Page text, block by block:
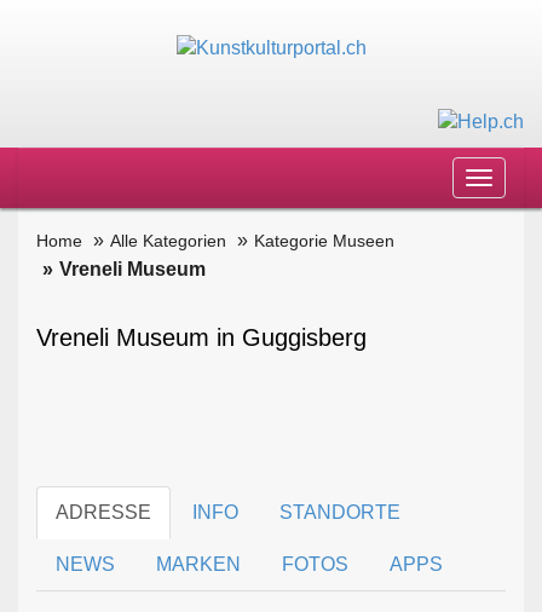
Toggle
Home Alle Kategorien Kategorie Museen
Vreneli Museum
Vreneli Museum in Guggisberg
ADRESSE INFO STANDORTE
NEWS MARKEN FOTOS APPS